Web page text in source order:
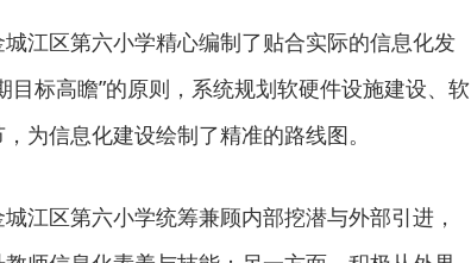
江区第六小学精心编制了贴合实际的信息化发
目标高瞻”的原则，系统规划软硬件设施建设、软
为信息化建设绘制了精准的路线图。
江区第六小学统筹兼顾内部挖潜与外部引进，